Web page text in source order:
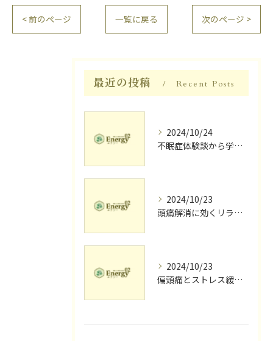
< 前のページ 一覧に戻る 次のページ >
最近の投稿 Recent Posts
2024/10/24
不眠症体験談から学ぶ睡眠質向上法
2024/10/23
頭痛解消に効くリラク体験談
2024/10/23
偏頭痛とストレス緩和に効果的なリラクゼーション法